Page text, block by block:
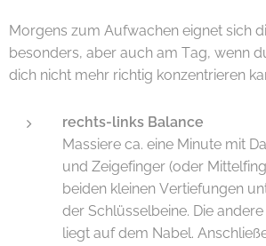
Morgens zum Aufwachen eignet sich
besonders, aber auch am Tag, wenn
dich nicht mehr richtig konzentrieren
rechts-links Balance
Massiere ca. eine Minute mit
und Zeigefinger (oder
beiden kleinen Vertiefungen
der Schlüsselbeine. Die
liegt auf dem Nabel.